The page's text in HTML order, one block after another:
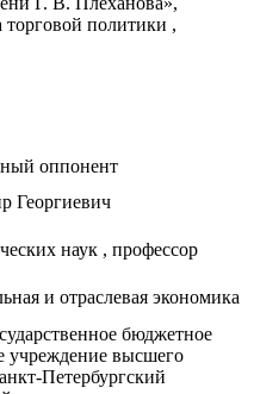
торговой политики ,
оппонент
Георгиевич
наук , профессор
и отраслевая экономика
бюджетное
учреждение высшего
Петербургский